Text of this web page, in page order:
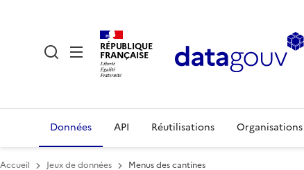
RÉPUBLIQUE
FRANÇAISE
Données API Réutilisations Organisations
Accueil Jeux de données Menus des cantines